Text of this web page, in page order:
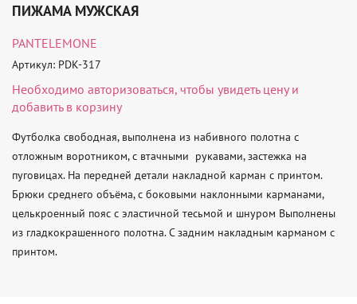
ПИЖАМА МУЖСКАЯ
PANTELEMONE
Артикул: PDK-317
Необходимо авторизоваться, чтобы увидеть цену и
добавить в корзину
Футболка свободная, выполнена из набивного полотна с
отложным воротником, с втачными  рукавами, застежка на
пуговицах. На передней детали накладной карман с принтом.
Брюки среднего объёма, с боковыми наклонными карманами,
целькроенный пояс с эластичной тесьмой и шнуром Выполнены
из гладкокрашенного полотна. С задним накладным карманом с
принтом.